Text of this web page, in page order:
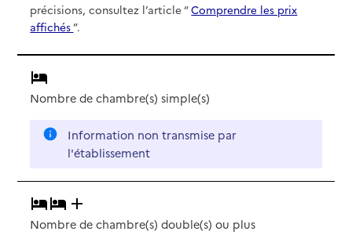
précisions, consultez l’article “Comprendre les prix
affichés”.
Nombre de chambre(s) simple(s)
Information non transmise par
l'établissement
Nombre de chambre(s) double(s)ou plus